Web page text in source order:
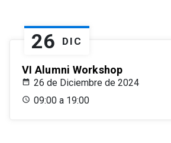
26 DIC
VI Alumni Workshop
26 de Diciembre de 2024
09:00 a 19:00